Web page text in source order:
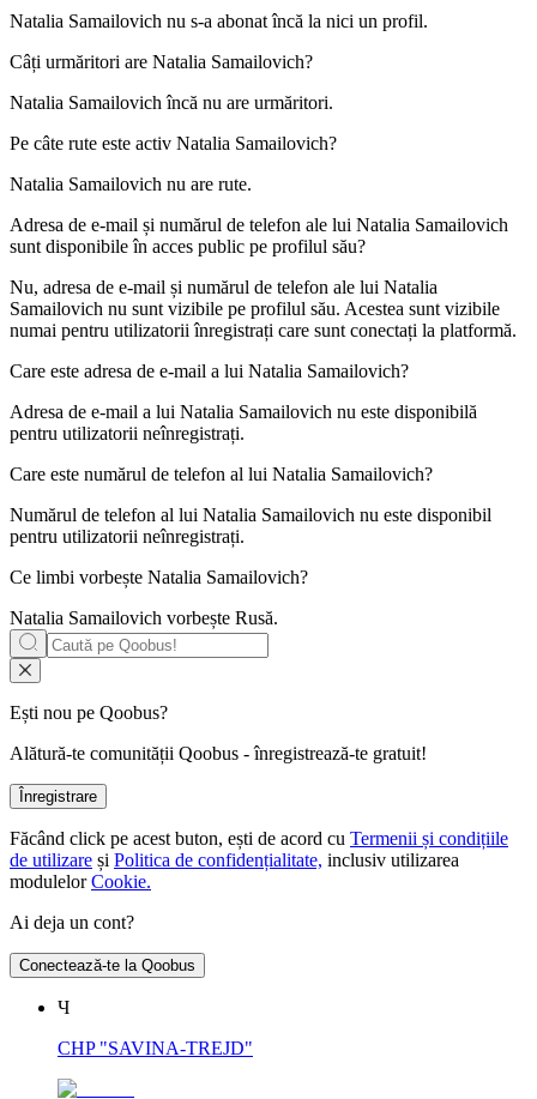
Natalia Samailovich nu s-a abonat încă la nici un profil.
Câți urmăritori are Natalia Samailovich?
Natalia Samailovich încă nu are urmăritori.
Pe câte rute este activ Natalia Samailovich?
Natalia Samailovich nu are rute.
Adresa de e-mail și numărul de telefon ale lui Natalia Samailovich
sunt disponibile în acces public pe profilul său?
Nu, adresa de e-mail și numărul de telefon ale lui Natalia
Samailovich nu sunt vizibile pe profilul său. Acestea sunt vizibile
numai pentru utilizatorii înregistrați care sunt conectați la platformă.
Care este adresa de e-mail a lui Natalia Samailovich?
Adresa de e-mail a lui Natalia Samailovich nu este disponibilă
pentru utilizatorii neînregistrați.
Care este numărul de telefon al lui Natalia Samailovich?
Numărul de telefon al lui Natalia Samailovich nu este disponibil
pentru utilizatorii neînregistrați.
Ce limbi vorbește Natalia Samailovich?
Natalia Samailovich vorbește Rusă.
Ești nou pe Qoobus?
Alătură-te comunității Qoobus - înregistrează-te gratuit!
Înregistrare
Făcând click pe acest buton, ești de acord cu Termenii și condițiile
de utilizare și Politica de confidențialitate, inclusiv utilizarea
modulelor Cookie.
Ai deja un cont?
Conectează-te la Qoobus
Ч
CHP "SAVINA-TREJD"